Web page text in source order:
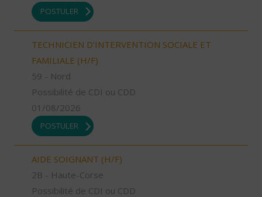
POSTULER
TECHNICIEN D’INTERVENTION SOCIALE ET
FAMILIALE (H/F)
59 - Nord
Possibilité de CDI ou CDD
01/08/2026
POSTULER
AIDE SOIGNANT (H/F)
2B - Haute-Corse
Possibilité de CDI ou CDD